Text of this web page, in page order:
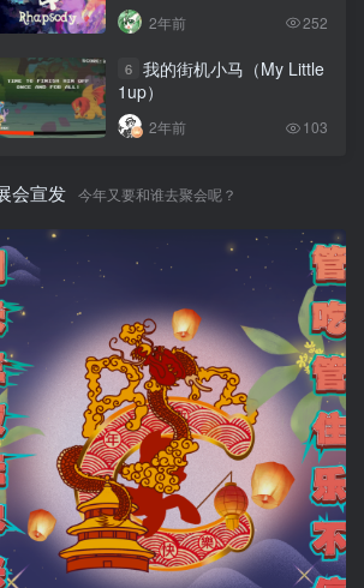
2年前 252
6 我的街机小马（My Little
1up）
2年前 103
会宣发 今年又要和谁去聚会呢？